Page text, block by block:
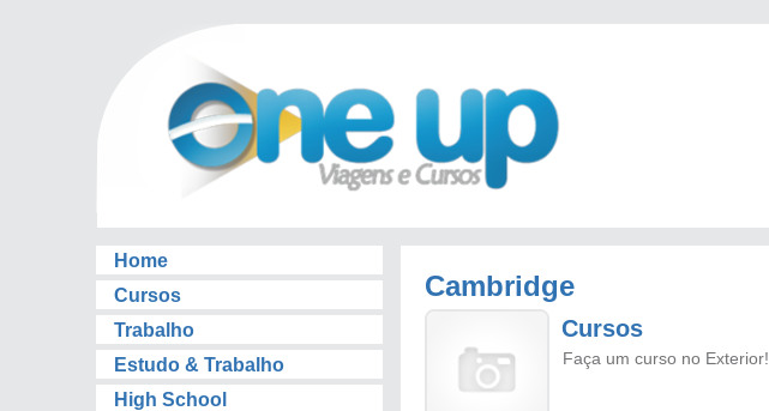
Home
Cursos
Trabalho
Estudo & Trabalho
High School
Cambridge
Cursos
Faça um curso no Exterior!